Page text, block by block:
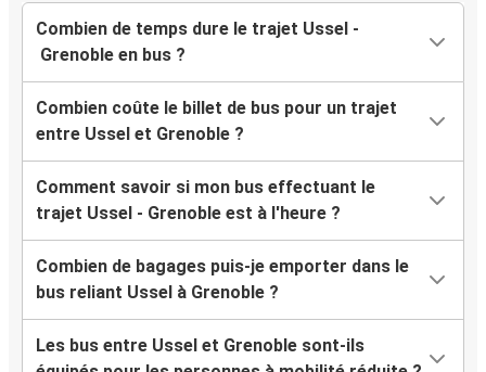
Combien de temps dure le trajet Ussel -
Grenoble en bus ?
Combien coûte le billet de bus pour un trajet
entre Ussel et Grenoble ?
Comment savoir si mon bus effectuant le
trajet Ussel - Grenoble est à l'heure ?
Combien de bagages puis-je emporter dans le
bus reliant Ussel à Grenoble ?
Les bus entre Ussel et Grenoble sont-ils